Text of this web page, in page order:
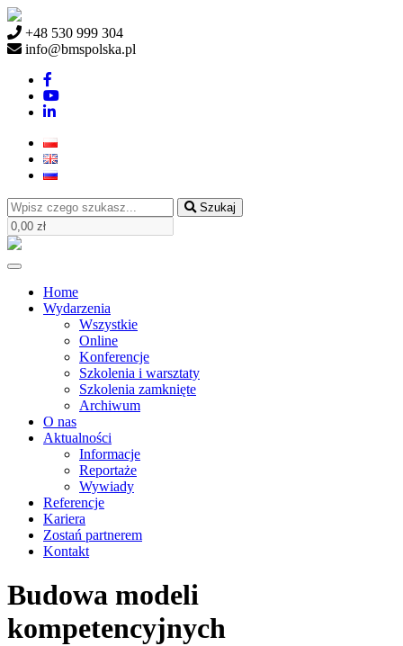
+48 530 999 304
info@bmspolska.pl
Szukaj
Home
Wydarzenia
Wszystkie
Online
Konferencje
Szkolenia i warsztaty
Szkolenia zamknięte
Archiwum
O nas
Aktualności
Informacje
Reportaże
Wywiady
Referencje
Kariera
Zostań partnerem
Kontakt
Budowa modeli
kompetencyjnych